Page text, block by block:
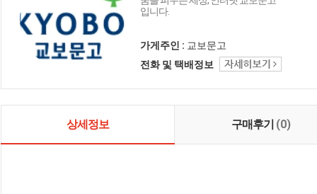
입니다.
가게주인 : 교보문고
전화 및 택배정보
상세정보 구매후기 (0)